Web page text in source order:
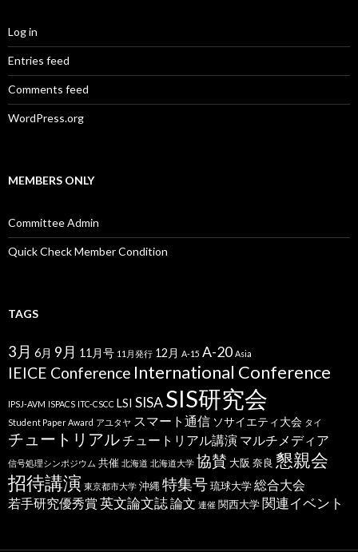
Log in
Entries feed
Comments feed
WordPress.org
MEMBERS ONLY
Committee Admin
Quick Check Member Condition
TAGS
3月 6月 9月 11月号 11月発行 12月 A-15 A-20 Asia
IEICE Conference International Conference
IPSJ-AVM ISPACS ITC-CSCC LSI SISASIS研究会
Student Paper Award アユタヤ スマート通信 ソサイエティ大会 タイ
チュートリアルチュートリアル講演 マルチメディア
信号処理シンポジウム 共催 北海道 北海道大学 協賛 大阪 奈良 懇親会
招待講演 東京都市大学 沖縄 特集号琉球大学総合大会
若手研究優秀賞 英文論文誌論文 連催 関西大学関連イベント